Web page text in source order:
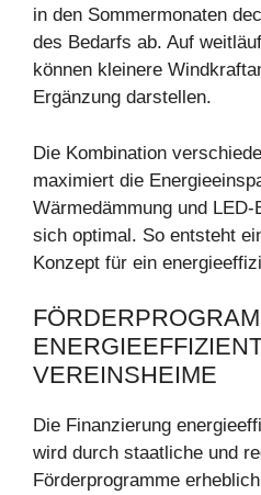
in den Sommermonaten
des Bedarfs ab. Auf
können kleinere
Ergänzung darstellen.
Die Kombination
maximiert die
Wärmedämmung und
sich optimal. So entsteht
Konzept für ein
VEREINSHEIME
Die Finanzierung
wird durch staatliche und
Förderprogramme